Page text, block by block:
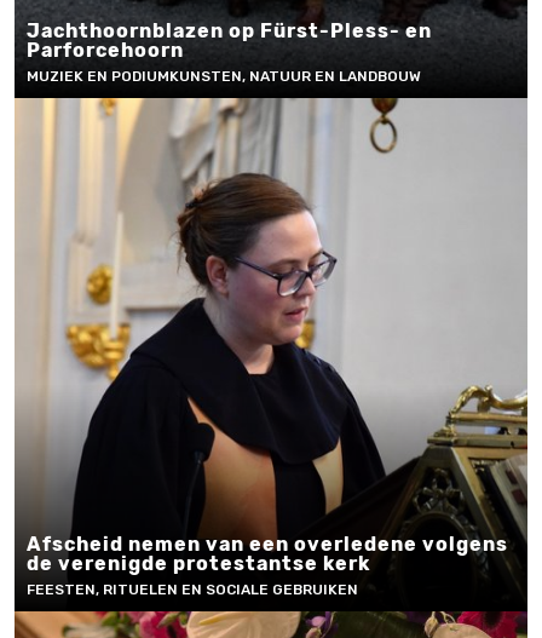
Jachthoornblazen op Fürst-Pless- en
Parforcehoorn
MUZIEK EN PODIUMKUNSTEN, NATUUR EN LANDBOUW
Afscheid nemen van een overledene volgens
de verenigde protestantse kerk
FEESTEN, RITUELEN EN SOCIALE GEBRUIKEN